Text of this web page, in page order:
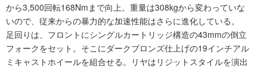
から3,500回転168Nmまで向上。重量は308kgから変わっていな
いので、従来からの暴力的な加速性能はさらに進化している。
足回りは、フロントにシングルカートリッジ構造の43mmの倒立
フォークをセット。そこにダークブロンズ仕上げの19インチアル
ミキャストホイールを組合せる。リヤはリジットスタイルを演出